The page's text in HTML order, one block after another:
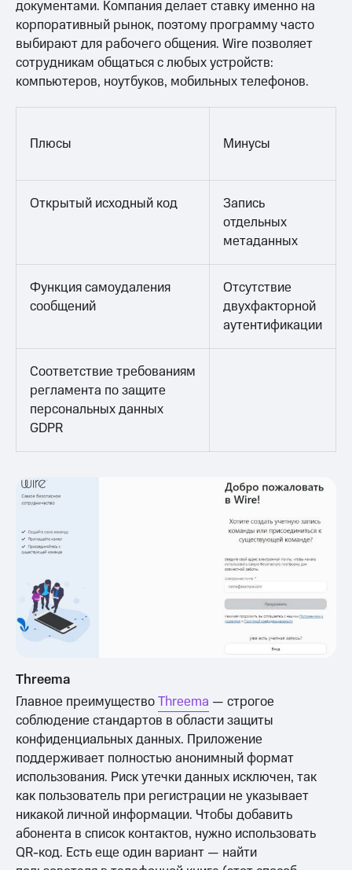
документами. Компания делает ставку именно на
корпоративный рынок, поэтому программу часто
выбирают для рабочего общения. Wire позволяет
сотрудникам общаться с любых устройств:
компьютеров, ноутбуков, мобильных телефонов.
Плюсы Минусы
Открытый исходный код
Запись
отдельных
метаданных
Функция самоудаления
сообщений
Отсутствие
двухфакторной
аутентификации
Соответствие требованиям
регламента по защите
персональных данных
GDPR
Threema
Главное преимуществоThreema — строгое
соблюдение стандартов в области защиты
конфиденциальных данных. Приложение
поддерживает полностью анонимный формат
использования. Риск утечки данных исключен, так
как пользователь при регистрации не указывает
никакой личной информации. Чтобы добавить
абонента в список контактов, нужно использовать
QR-код. Есть еще один вариант — найти